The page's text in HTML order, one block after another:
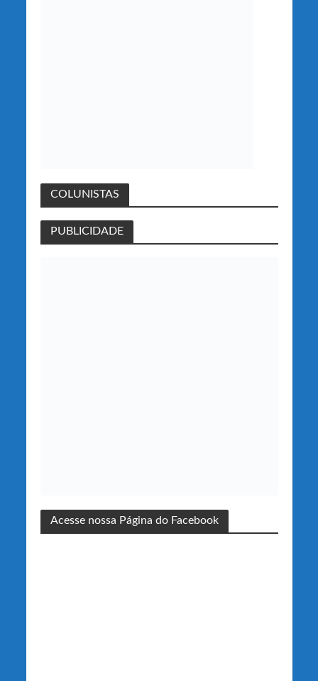
COLUNISTAS
PUBLICIDADE
Acesse nossa Página do Facebook